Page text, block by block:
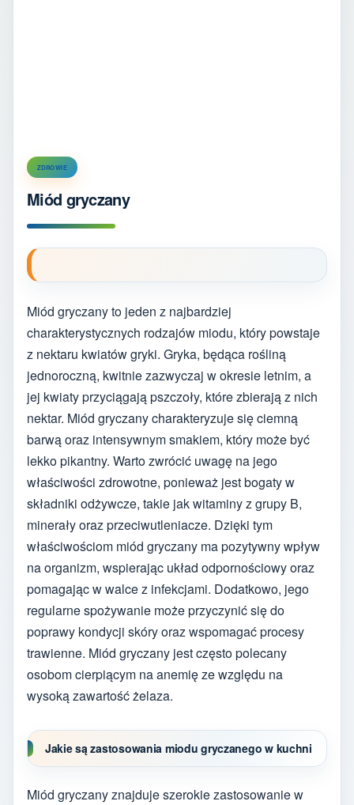
ZDROWIE
Miód gryczany
Miód gryczany to jeden z najbardziej
charakterystycznych rodzajów miodu, który powstaje
z nektaru kwiatów gryki. Gryka, będąca rośliną
jednoroczną, kwitnie zazwyczaj w okresie letnim, a
jej kwiaty przyciągają pszczoły, które zbierają z nich
nektar. Miód gryczany charakteryzuje się ciemną
barwą oraz intensywnym smakiem, który może być
lekko pikantny. Warto zwrócić uwagę na jego
właściwości zdrowotne, ponieważ jest bogaty w
składniki odżywcze, takie jak witaminy z grupy B,
minerały oraz przeciwutleniacze. Dzięki tym
właściwościom miód gryczany ma pozytywny wpływ
na organizm, wspierając układ odpornościowy oraz
pomagając w walce z infekcjami. Dodatkowo, jego
regularne spożywanie może przyczynić się do
poprawy kondycji skóry oraz wspomagać procesy
trawienne. Miód gryczany jest często polecany
osobom cierpiącym na anemię ze względu na
wysoką zawartość żelaza.
Jakie są zastosowania miodu gryczanego w kuchni
Miód gryczany znajduje szerokie zastosowanie w